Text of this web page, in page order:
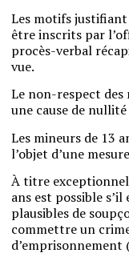
Les motifs justifiant
être inscrits par
procès-verbal
vue.
Le non-respect
une cause de nullité
Les mineurs de 13
l’objet d’une
À titre
ans est possible
plausibles de
commettre un
d’emprisonnement